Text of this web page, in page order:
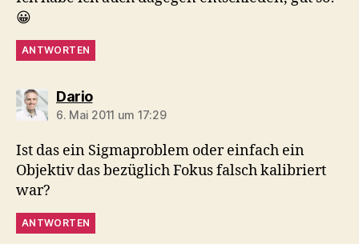
😀
ANTWORTEN
Dariosagt:
6. Mai 2011 um 17:29
Ist das ein Sigmaproblem oder einfach ein
Objektiv das bezüglich Fokus falsch kalibriert
war?
ANTWORTEN